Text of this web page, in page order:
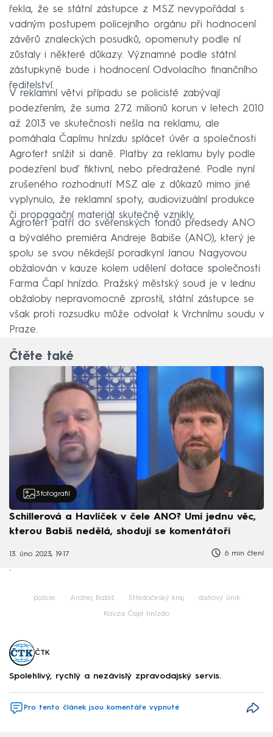
řekla, že se státní zástupce z MSZ nevypořádal s
vadným postupem policejního orgánu při hodnocení
závěrů znaleckých posudků, opomenuty podle ní
zůstaly i některé důkazy. Významné podle státní
zástupkyně bude i hodnocení Odvolacího finančního
ředitelství.
V reklamní větvi případu se policisté zabývají
podezřením, že suma 272 milionů korun v letech 2010
až 2013 ve skutečnosti nešla na reklamu, ale
pomáhala Čapímu hnízdu splácet úvěr a společnosti
Agrofert snížit si daně. Platby za reklamu byly podle
podezření buď fiktivní, nebo předražené. Podle nyní
zrušeného rozhodnutí MSZ ale z důkazů mimo jiné
vyplynulo, že reklamní spoty, audiovizuální produkce
či propagační materiál skutečně vznikly.
Agrofert patří do svěřenských fondů předsedy ANO
a bývalého premiéra Andreje Babiše (ANO), který je
spolu se svou někdejší poradkyní Janou Nagyovou
obžalován v kauze kolem udělení dotace společnosti
Farma Čapí hnízdo. Pražský městský soud je v lednu
obžaloby nepravomocně zprostil, státní zástupce se
však proti rozsudku může odvolat k Vrchnímu soudu v
Praze.
Čtěte také
3 fotografií
Schillerová a Havlíček v čele ANO? Umí jednu věc,
kterou Babiš nedělá, shodují se komentátoři
13. úno 2023, 19:17 6 min čtení
.
policie Andrej Babiš Středočeský kraj daňový únik
Kauza Čapí hnízdo
ČTK
Spolehlivý, rychlý a nezávislý zpravodajský servis.
Pro tento článek jsou komentáře vypnuté